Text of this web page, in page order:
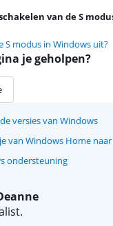
van de S
S modus in Windows uit?
je geholpen?
versies van Windows
van Windows Home
ondersteuning